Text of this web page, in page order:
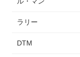
ラリー
DTM